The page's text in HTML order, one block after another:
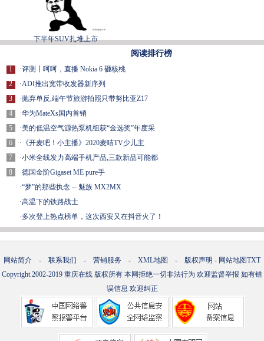
下半年SUV扎堆上市
阅读排行榜
1
2
3
4
5
6
7
8
·评测丨呵呵，直播 Nokia 6 砸核桃
·ADI推出宽带收发器新序列
·抛弃单反,端午节旅游拍照只带努比亚Z17
·华为MateXs国内首销
·美的低温空气源热泵机组获“金选奖”年度采
· 《开麦吧！小主播》2020麦咭TV少儿主
·小米全线发力高端手机产品,三款新品可能都
·德国金阶Gigaset ME pure手
·“梦”的那些执念 -- 魅族 MX2MX
·高温下的铁路战士
·多次登上热点榜单，这次西安又在抖音火了！
网站简介 - 联系我们 - 营销服务 - XML地图 - 版权声明 - 网站地图TXT
Copyright.2002-2019 重庆在线 版权所有 本网拒绝一切非法行为 欢迎监督举报 如有错
误信息 欢迎纠正